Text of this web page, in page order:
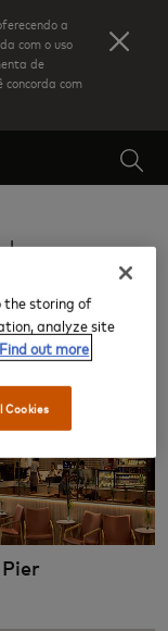
a
com o uso
de
concorda com
the storing of
analyze site
Find out more
Cookies